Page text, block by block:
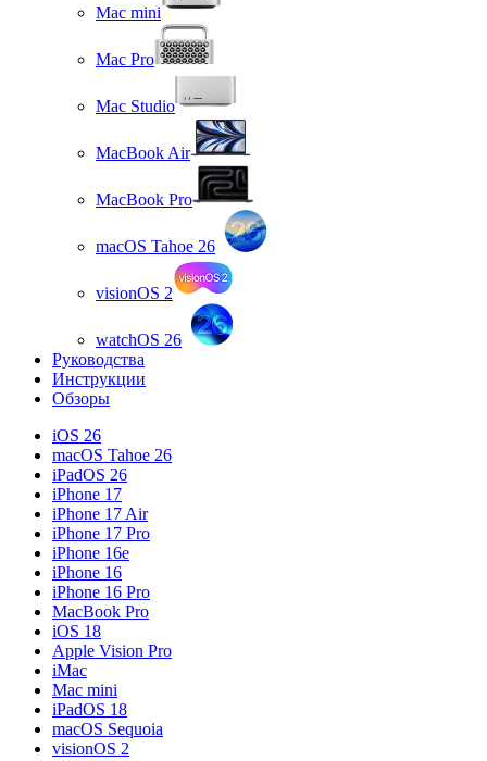
Mac mini
Mac Pro
Mac Studio
MacBook Air
MacBook Pro
macOS Tahoe 26
visionOS 2
watchOS 26
Руководства
Инструкции
Обзоры
iOS 26
macOS Tahoe 26
iPadOS 26
iPhone 17
iPhone 17 Air
iPhone 17 Pro
iPhone 16e
iPhone 16
iPhone 16 Pro
MacBook Pro
iOS 18
Apple Vision Pro
iMac
Mac mini
iPadOS 18
macOS Sequoia
visionOS 2